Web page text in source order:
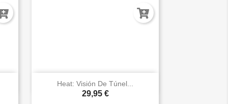
Heat: Visión De Túnel...
29,95 €
Vista rápida